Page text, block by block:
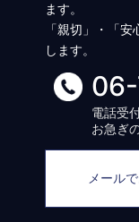
ます。
「親切」・「
します。
電話受
お急ぎ
メール